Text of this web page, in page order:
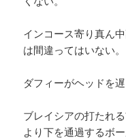
インコース寄り真ん
は間違ってはいない。
ダフィーがヘッドを
ブレイシアの打たれ
より下を通過するボ